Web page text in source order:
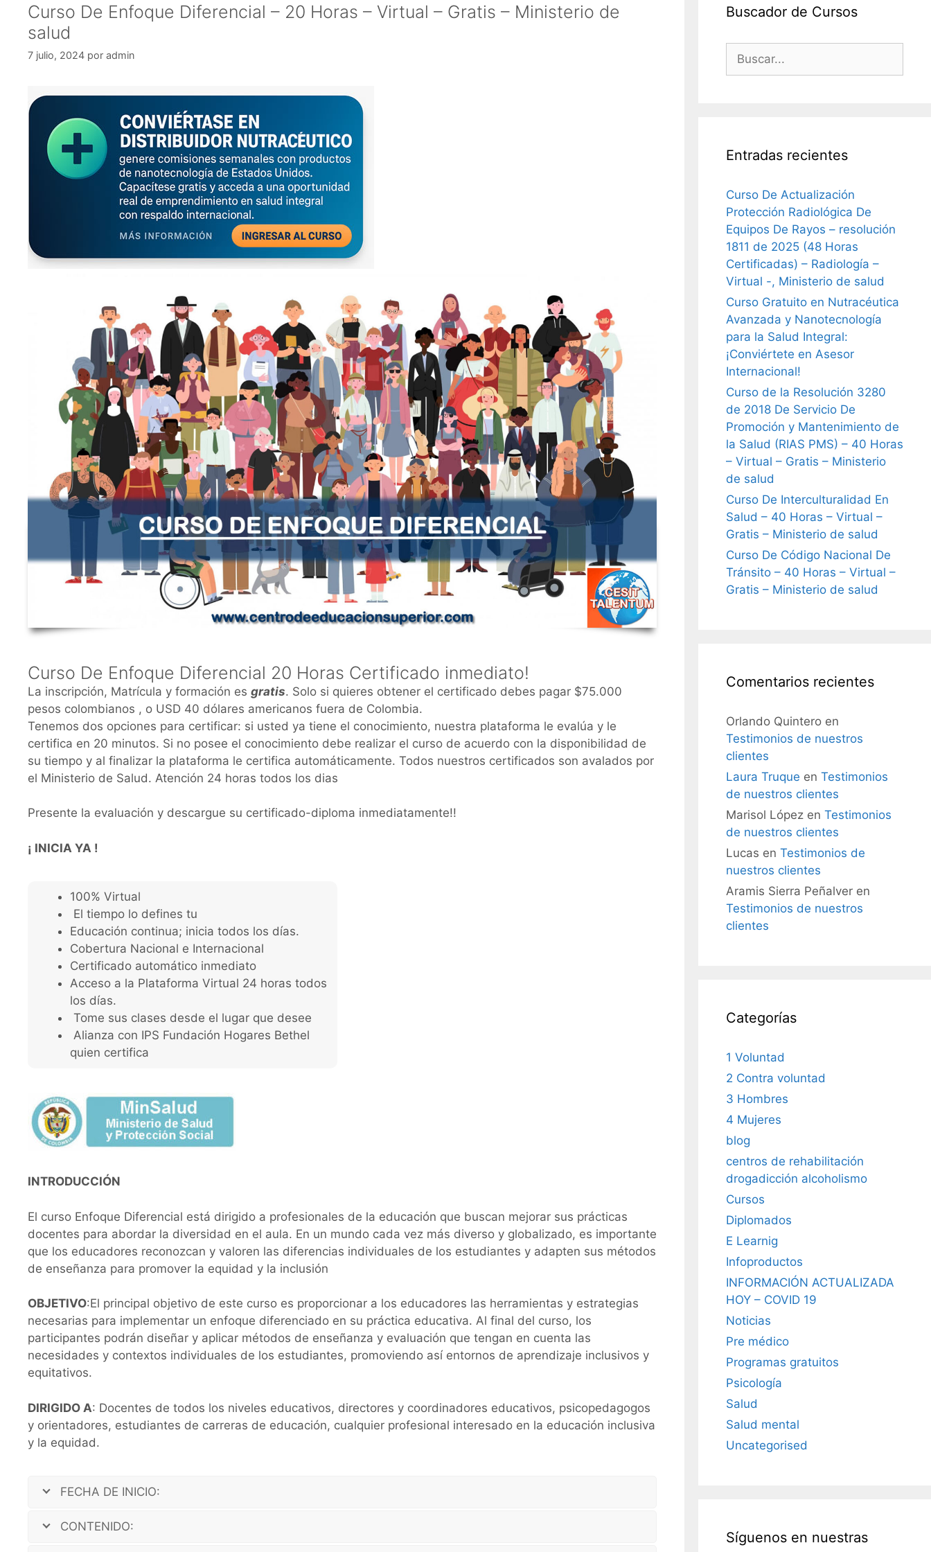
Curso De Enfoque Diferencial – 20 Horas – Virtual – Gratis – Ministerio de
salud
7 julio, 2024 por admin
Curso De Enfoque Diferencial 20 Horas Certificado inmediato!
La inscripción, Matrícula y formación es gratis. Solo si quieres obtener el certificado debes pagar $75.000
pesos colombianos , o USD 40 dólares americanos fuera de Colombia.
Tenemos dos opciones para certificar: si usted ya tiene el conocimiento, nuestra plataforma le evalúa y le
certifica en 20 minutos. Si no posee el conocimiento debe realizar el curso de acuerdo con la disponibilidad de
su tiempo y al finalizar la plataforma le certifica automáticamente. Todos nuestros certificados son avalados por
el Ministerio de Salud. Atención 24 horas todos los dias
Presente la evaluación y descargue su certificado-diploma inmediatamente!!
¡ INICIA YA !
100% Virtual
El tiempo lo defines tu
Educación continua; inicia todos los días.
Cobertura Nacional e Internacional
Certificado automático inmediato
Acceso a la Plataforma Virtual 24 horas todos
los días.
Tome sus clases desde el lugar que desee
Alianza con IPS Fundación Hogares Bethel
quien certifica
INTRODUCCIÓN
El curso Enfoque Diferencial está dirigido a profesionales de la educación que buscan mejorar sus prácticas
docentes para abordar la diversidad en el aula. En un mundo cada vez más diverso y globalizado, es importante
que los educadores reconozcan y valoren las diferencias individuales de los estudiantes y adapten sus métodos
de enseñanza para promover la equidad y la inclusión
OBJETIVO:El principal objetivo de este curso es proporcionar a los educadores las herramientas y estrategias
necesarias para implementar un enfoque diferenciado en su práctica educativa. Al final del curso, los
participantes podrán diseñar y aplicar métodos de enseñanza y evaluación que tengan en cuenta las
necesidades y contextos individuales de los estudiantes, promoviendo así entornos de aprendizaje inclusivos y
equitativos.
DIRIGIDO A: Docentes de todos los niveles educativos, directores y coordinadores educativos, psicopedagogos
y orientadores, estudiantes de carreras de educación, cualquier profesional interesado en la educación inclusiva
y la equidad.
FECHA DE INICIO:
CONTENIDO:
Buscador de Cursos
Entradas recientes
Curso De Actualización
Protección Radiológica De
Equipos De Rayos – resolución
1811 de 2025 (48 Horas
Certificadas) – Radiología –
Virtual -, Ministerio de salud
Curso Gratuito en Nutracéutica
Avanzada y Nanotecnología
para la Salud Integral:
¡Conviértete en Asesor
Internacional!
Curso de la Resolución 3280
de 2018 De Servicio De
Promoción y Mantenimiento de
la Salud (RIAS PMS) – 40 Horas
– Virtual – Gratis – Ministerio
de salud
Curso De Interculturalidad En
Salud – 40 Horas – Virtual –
Gratis – Ministerio de salud
Curso De Código Nacional De
Tránsito – 40 Horas – Virtual –
Gratis – Ministerio de salud
Comentarios recientes
Orlando Quintero en
Testimonios de nuestros
clientes
Laura Truque en Testimonios
de nuestros clientes
Marisol López en Testimonios
de nuestros clientes
Lucas en Testimonios de
nuestros clientes
Aramis Sierra Peñalver en
Testimonios de nuestros
clientes
Categorías
1 Voluntad
2 Contra voluntad
3 Hombres
4 Mujeres
blog
centros de rehabilitación
drogadicción alcoholismo
Cursos
Diplomados
E Learnig
Infoproductos
INFORMACIÓN ACTUALIZADA
HOY – COVID 19
Noticias
Pre médico
Programas gratuitos
Psicología
Salud
Salud mental
Uncategorised
Síguenos en nuestras